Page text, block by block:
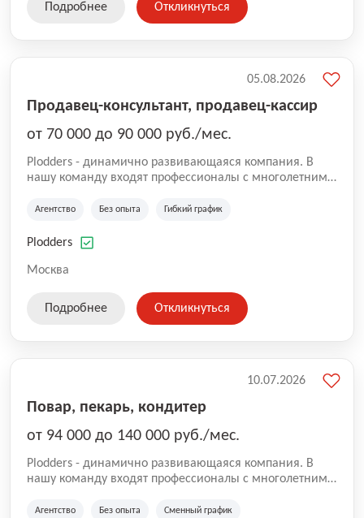
Подробнее Откликнуться
Продавец-консультант, продавец-кассир
от 70 000 до 90 000 руб./мес.
Plodders - динамично развивающаяся компания. В
нашу команду входят профессионалы с многолетним
на рынке аутсорсинга, а накопленный опыт позволяют
оказываемых услуг.
Агентство Без опыта Гибкий график
Plodders
Москва
05.08.2026
Подробнее Откликнуться
Повар, пекарь, кондитер
от 94 000 до 140 000 руб./мес.
Plodders - динамично развивающаяся компания. В
нашу команду входят профессионалы с многолетним
на рынке аутсорсинга, а накопленный опыт позволяют
Агентство Без опыта Сменный график
10.07.2026